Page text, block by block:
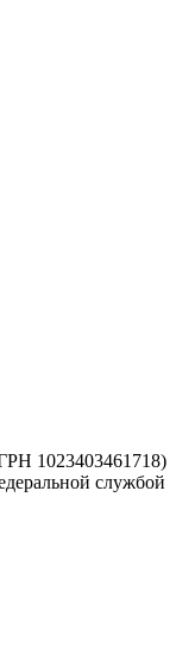
1023403461718)
службой